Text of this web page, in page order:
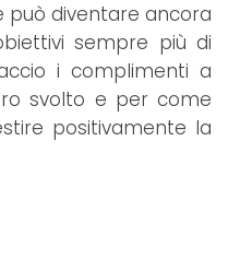
può diventare ancora
sempre più di
i complimenti a
svolto e per come
positivamente la